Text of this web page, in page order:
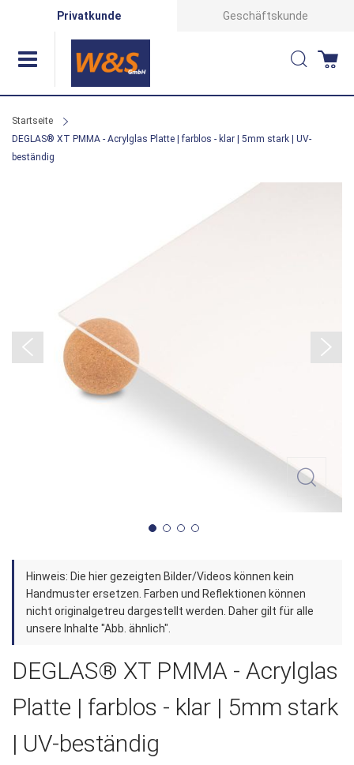
Privatkunde Geschäftskunde
Suche
Startseite
DEGLAS® XT PMMA - Acrylglas Platte | farblos - klar | 5mm stark | UV-
beständig
Zum
Anfang
der
Bildergalerie
Hinweis: Die hier gezeigten Bilder/Videos können kein
Handmuster ersetzen. Farben und Reflektionen können
nicht originalgetreu dargestellt werden. Daher gilt für alle
unsere Inhalte "Abb. ähnlich".
DEGLAS® XT PMMA - Acrylglas
Platte | farblos - klar | 5mm stark
| UV-beständig